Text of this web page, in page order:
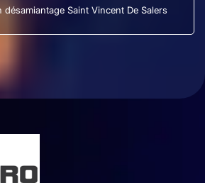
désamiantage Saint Vincent De Salers